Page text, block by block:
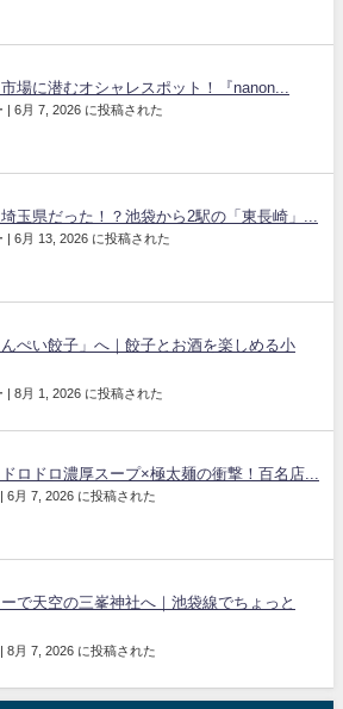
市場に潜むオシャレスポット！『nanon...
| 6月 7, 2026 に投稿された
玉県だった！？池袋から2駅の「東長崎」...
| 6月 13, 2026 に投稿された
ぺい餃子」へ｜餃子とお酒を楽しめる小
| 8月 1, 2026 に投稿された
ドロドロ濃厚スープ×極太麺の衝撃！百名店...
| 6月 7, 2026 に投稿された
で天空の三峯神社へ｜池袋線でちょっと
| 8月 7, 2026 に投稿された